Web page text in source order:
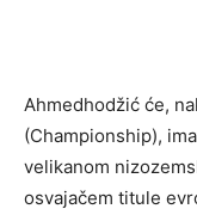
Ahmedhodžić će,
(Championship),
velikanom
osvajačem titule